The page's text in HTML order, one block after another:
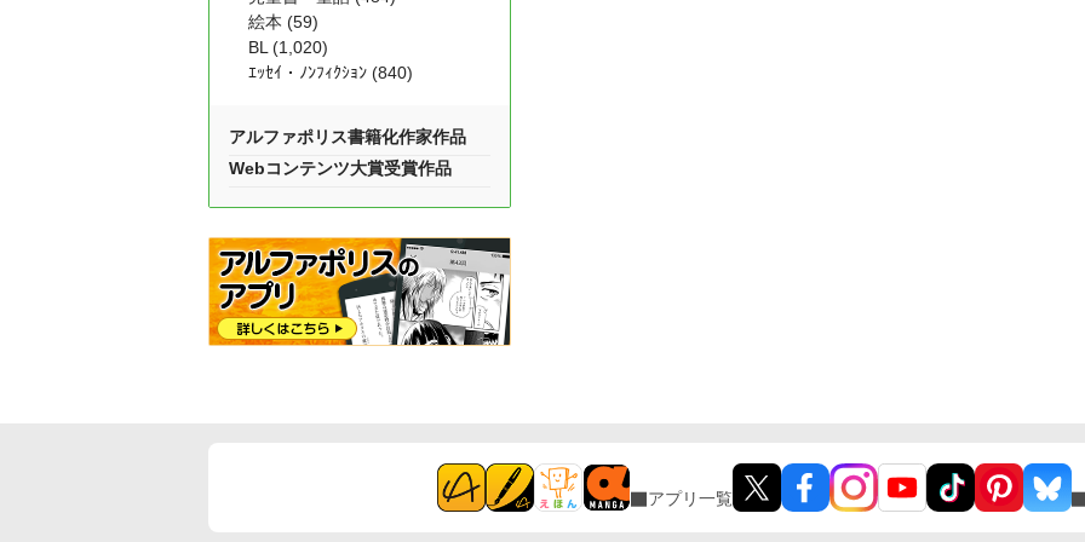
絵本 (59)
BL (1,020)
ｴｯｾｲ・ﾉﾝﾌｨｸｼｮﾝ (840)
アルファポリス書籍化作家作品
Webコンテンツ大賞受賞作品
アプリ一覧